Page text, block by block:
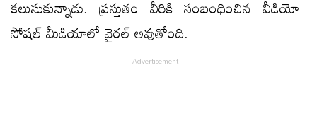
కలుసుకున్నాడు. ప్రస్తుతం వీరికి సంబంధించిన వీడియో
సోషల్ మీడియాలో వైరల్ అవుతోంది.